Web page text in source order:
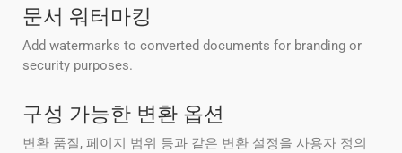
문서 워터마킹
Add watermarks to converted documents for branding or
security purposes.
구성 가능한 변환 옵션
변환 품질, 페이지 범위 등과 같은 변환 설정을 사용자 정의